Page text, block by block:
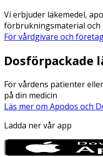
Vi erbjuder läkemedel,
förbrukningsmaterial och
För vårdgivare och
Dosförpackade
För vårdens patienter
på din medicin
Läs mer om Apodos och
Ladda ner vår app